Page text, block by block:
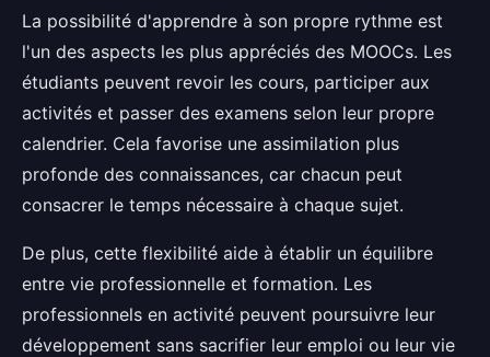
La possibilité d'apprendre à son propre rythme est
l'un des aspects les plus appréciés des MOOCs. Les
étudiants peuvent revoir les cours, participer aux
activités et passer des examens selon leur propre
calendrier. Cela favorise une assimilation plus
profonde des connaissances, car chacun peut
consacrer le temps nécessaire à chaque sujet.
De plus, cette flexibilité aide à établir un équilibre
entre vie professionnelle et formation. Les
professionnels en activité peuvent poursuivre leur
développement sans sacrifier leur emploi ou leur vie